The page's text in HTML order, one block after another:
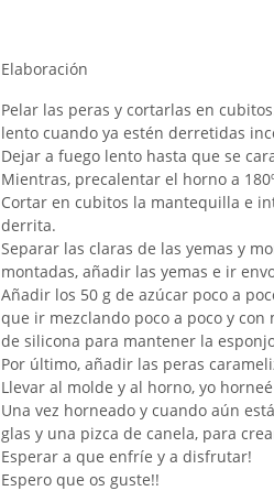
Elaboración
Pelar las peras y cortarlas en
lento cuando ya estén derretidas
Dejar a fuego lento hasta que se
Mientras, precalentar el horno a
Cortar en cubitos la mantequilla e
derrita.
Separar las claras de las yemas y
montadas, añadir las yemas e ir
Añadir los 50 g de azúcar poco a
que ir mezclando poco a poco y
de silicona para mantener la
Por último, añadir las peras
Llevar al molde y al horno, yo
Una vez horneado y cuando aún
glas y una pizca de canela, para
Esperar a que enfríe y a disfrutar!
Espero que os guste!!